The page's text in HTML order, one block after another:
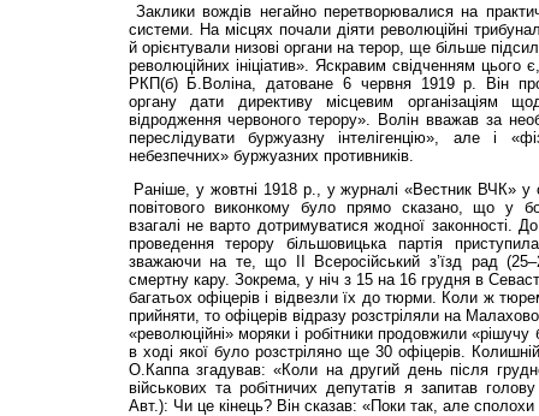
Заклики вождів негайно перетворювалися на
системи. На місцях почали діяти революційні
й орієнтували низові органи на терор, ще більше
революційних ініціатив». Яскравим свідченням
РКП(б) Б.Воліна, датоване 6 червня 1919 р. Він
органу дати директиву місцевим організаціям
відродження червоного терору». Волін вважав за
переслідувати буржуазну інтелігенцію», але і
небезпечних» буржуазних противників.
Раніше, у жовтні 1918 р., у журналі «Вестник ВЧК» у
повітового виконкому було прямо сказано, що у
взагалі не варто дотримуватися жодної законності.
проведення терору більшовицька партія
зважаючи на те, що II Всеросійський з’їзд рад
смертну кару. Зокрема, у ніч з 15 на 16 грудня в
багатьох офіцерів і відвезли їх до тюрми. Коли ж
прийняти, то офіцерів відразу розстріляли на
«революційні» моряки і робітники продовжили
в ході якої було розстріляно ще 30 офіцерів.
О.Каппа згадував: «Коли на другий день після
військових та робітничих депутатів я запитав
Авт.): Чи це кінець? Він сказав: «Поки так, але